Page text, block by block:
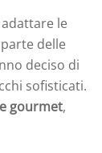
le
delle
deciso di
sofisticati.
gourmet,